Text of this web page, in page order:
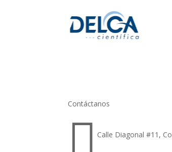
Contáctanos
 Calle Diagonal #11,